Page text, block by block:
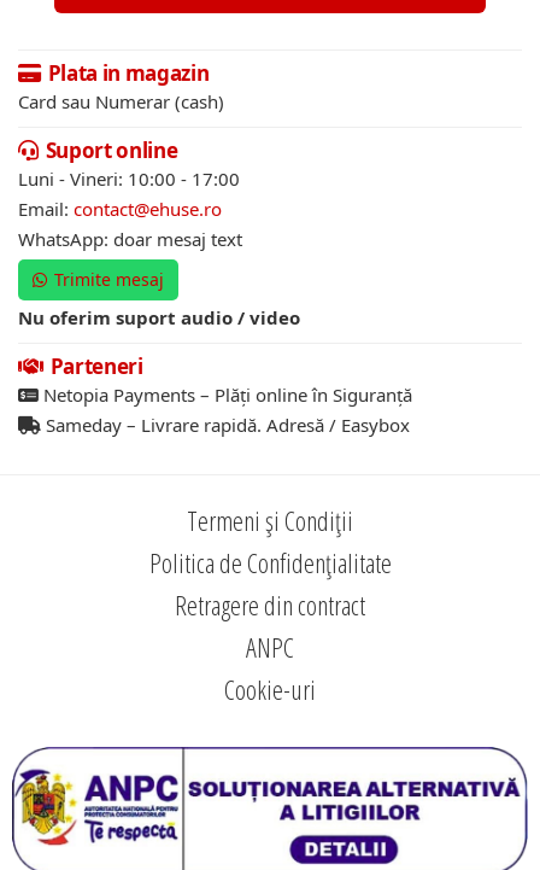
Plata in magazin
Card sau Numerar (cash)
Suport online
Luni - Vineri: 10:00 - 17:00
Email: contact@ehuse.ro
WhatsApp: doar mesaj text
Trimite mesaj
Nu oferim suport audio / video
Parteneri
Netopia Payments – Plăți online în Siguranță
Sameday – Livrare rapidă. Adresă / Easybox
Termeni și Condiții
Politica de Confidențialitate
Retragere din contract
ANPC
Cookie-uri